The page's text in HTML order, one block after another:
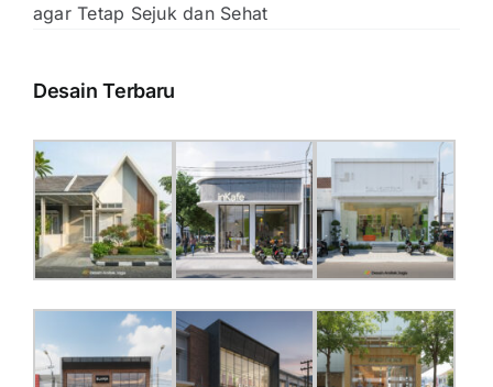
agar Tetap Sejuk dan Sehat
Desain Terbaru